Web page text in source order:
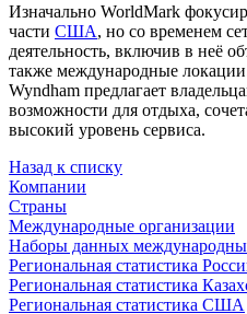
Изначально WorldMark
части США, но со временем
деятельность, включив в неё
также международные
Wyndham предлагает
возможности для отдыха,
высокий уровень сервиса.
Назад к списку
Компании
Страны
Международные организации
Наборы данных
Региональная статистика
Региональная статистика
Региональная статистика США